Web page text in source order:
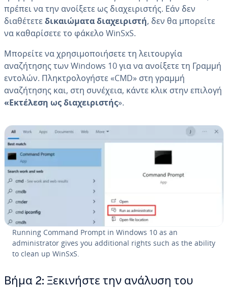
πρέπει να την ανοίξετε ως διαχειριστής. Εάν δεν
διαθέτετε δικαιώματα διαχειριστή, δεν θα μπορείτε
να καθαρίσετε το φάκελο WinSxS.
Μπορείτε να χρησιμοποιήσετε τη λειτουργία
αναζήτησης των Windows 10 για να ανοίξετε τη Γραμμή
εντολών. Πληκτρολογήστε «CMD» στη γραμμή
αναζήτησης και, στη συνέχεια, κάντε κλικ στην επιλογή
«Εκτέλεση ως διαχειριστής».
Running Command Prompt in Windows 10 as an
administrator gives you additional rights such as the ability
to clean up WinSxS.
Βήμα 2: Ξεκινήστε την ανάλυση του